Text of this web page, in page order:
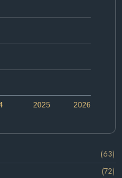
2026
2025
(63)
(72)